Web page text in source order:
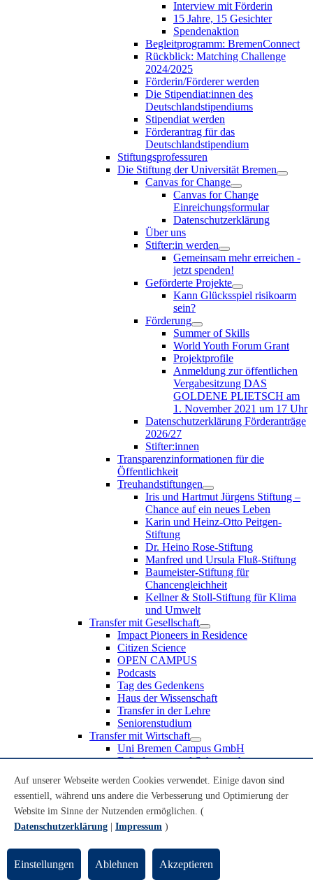
Interview mit Förderin
15 Jahre, 15 Gesichter
Spendenaktion
Begleitprogramm: BremenConnect
Rückblick: Matching Challenge
2024/2025
Förderin/Förderer werden
Die Stipendiat:innen des
Deutschlandstipendiums
Stipendiat werden
Förderantrag für das
Deutschlandstipendium
Stiftungsprofessuren
Die Stiftung der Universität Bremen
Canvas for Change
Canvas for Change
Einreichungsformular
Datenschutzerklärung
Über uns
Stifter:in werden
Gemeinsam mehr erreichen -
jetzt spenden!
Geförderte Projekte
Kann Glücksspiel risikoarm
sein?
Förderung
Summer of Skills
World Youth Forum Grant
Projektprofile
Anmeldung zur öffentlichen
Vergabesitzung DAS
GOLDENE PLIETSCH am
1. November 2021 um 17 Uhr
Datenschutzerklärung Förderanträge
2026/27
Stifter:innen
Transparenzinformationen für die
Öffentlichkeit
Treuhandstiftungen
Iris und Hartmut Jürgens Stiftung –
Chance auf ein neues Leben
Karin und Heinz-Otto Peitgen-
Stiftung
Dr. Heino Rose-Stiftung
Manfred und Ursula Fluß-Stiftung
Baumeister-Stiftung für
Chancengleichheit
Kellner & Stoll-Stiftung für Klima
und Umwelt
Transfer mit Gesellschaft
Impact Pioneers in Residence
Citizen Science
OPEN CAMPUS
Podcasts
Tag des Gedenkens
Haus der Wissenschaft
Transfer in der Lehre
Seniorenstudium
Transfer mit Wirtschaft
Uni Bremen Campus GmbH
Erfindungen und Schutzrechte
Recruiting an der Universität Bremen
Weiterbildung an der Universität Bremen
Transfer mit Schule
Schülerinnen und Schüler
Schulklassen
Lehrkräfte
Gründungsunterstützung
Auf unserer Webseite werden Cookies verwendet. Einige davon sind
essentiell, während uns andere die Verbesserung und Optimierung der
Website im Sinne der Nutzenden ermöglichen. (
Datenschutzerklärung
Impressum )
Einstellungen Ablehnen Akzeptieren